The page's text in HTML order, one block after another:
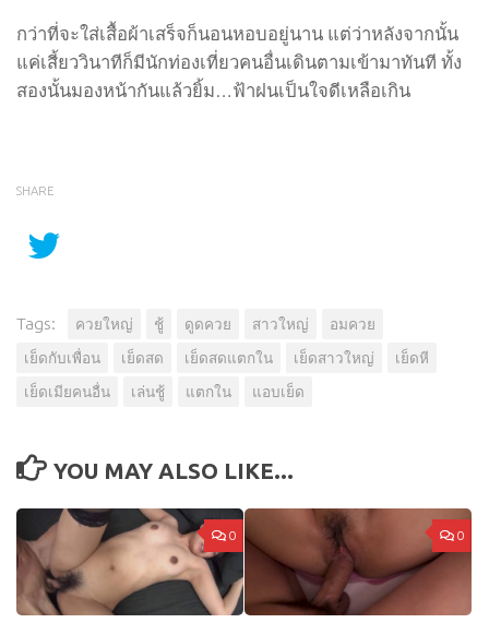
กว่าที่จะใส่เสื้อผ้าเสร็จก็นอนหอบอยู่นาน แต่ว่าหลังจากนั้น
แค่เสี้ยววินาทีก็มีนักท่องเที่ยวคนอื่นเดินตามเข้ามาทันที ทั้ง
สองนั้นมองหน้ากันแล้วยิ้ม…ฟ้าฝนเป็นใจดีเหลือเกิน
SHARE
Tags: ควยใหญ่ ชู้ ดูดควย สาวใหญ่
อมควย
เย็ดกับเพื่อน
เย็ดสด เย็ดสดแตกใน เย็ดสาวใหญ่
เย็ดหี
เย็ดเมียคนอื่น
เล่นชู้ แตกใน แอบเย็ด
YOU MAY ALSO LIKE...
0 0